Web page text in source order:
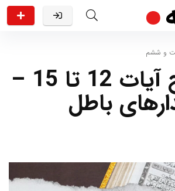
و ششم
سوره فتح آیات 12 تا 15 –
باطل